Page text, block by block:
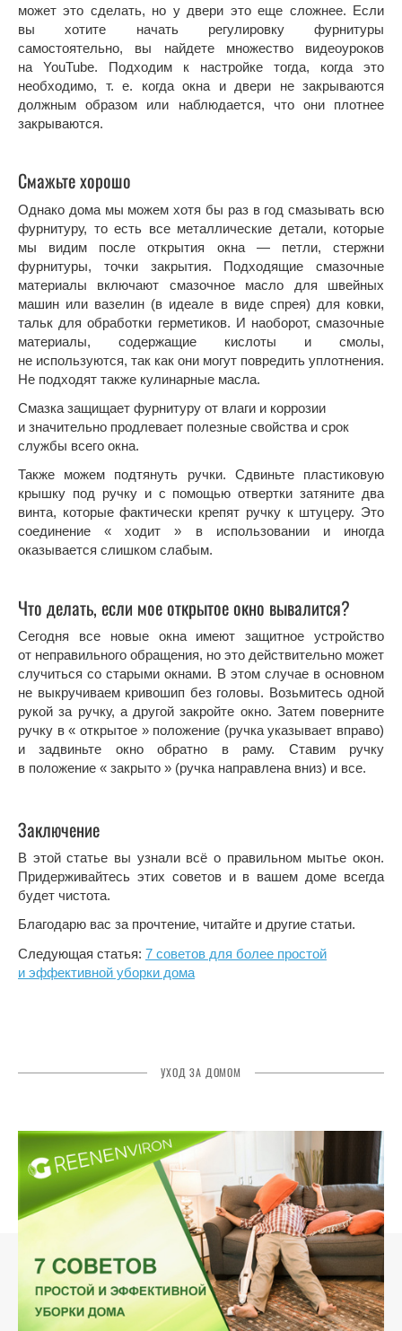
может это сделать, но у двери это еще сложнее. Если
вы хотите начать регулировку фурнитуры
самостоятельно, вы найдете множество видеоуроков
на YouTube. Подходим к настройке тогда, когда это
необходимо, т. е. когда окна и двери не закрываются
должным образом или наблюдается, что они плотнее
закрываются.
Смажьте хорошо
Однако дома мы можем хотя бы раз в год смазывать всю
фурнитуру, то есть все металлические детали, которые
мы видим после открытия окна — петли, стержни
фурнитуры, точки закрытия. Подходящие смазочные
материалы включают смазочное масло для швейных
машин или вазелин (в идеале в виде спрея) для ковки,
тальк для обработки герметиков. И наоборот, смазочные
материалы, содержащие кислоты и смолы,
не используются, так как они могут повредить уплотнения.
Не подходят также кулинарные масла.
Смазка защищает фурнитуру от влаги и коррозии
и значительно продлевает полезные свойства и срок
службы всего окна.
Также можем подтянуть ручки. Сдвиньте пластиковую
крышку под ручку и с помощью отвертки затяните два
винта, которые фактически крепят ручку к штуцеру. Это
соединение « ходит » в использовании и иногда
оказывается слишком слабым.
Что делать, если мое открытое окно вывалится?
Сегодня все новые окна имеют защитное устройство
от неправильного обращения, но это действительно может
случиться со старыми окнами. В этом случае в основном
не выкручиваем кривошип без головы. Возьмитесь одной
рукой за ручку, а другой закройте окно. Затем поверните
ручку в « открытое » положение (ручка указывает вправо)
и задвиньте окно обратно в раму. Ставим ручку
в положение « закрыто » (ручка направлена вниз) и все.
Заключение
В этой статье вы узнали всё о правильном мытье окон.
Придерживайтесь этих советов и в вашем доме всегда
будет чистота.
Благодарю вас за прочтение, читайте и другие статьи.
Следующая статья: 7 советов для более простой
и эффективной уборки дома
УХОД ЗА ДОМОМ